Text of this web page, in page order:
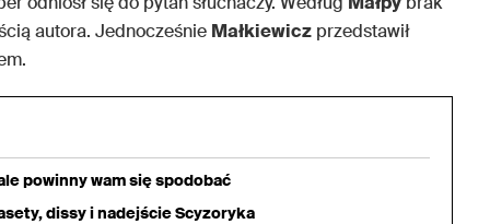
autora. Jednocześnie Małkiewicz przedstawił
powinny wam się spodobać
dissy i nadejście Scyzoryka